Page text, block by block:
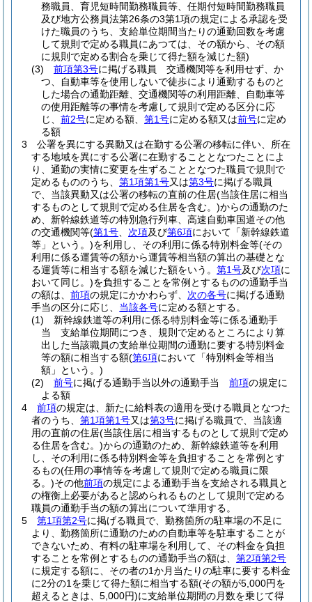
務職員、育児短時間勤務職員等、任期付短時間勤務職員
及び地方公務員法第26条の3第1項の規定による承認を受
けた職員のうち、支給単位期間当たりの通勤回数を考慮
して規則で定める職員にあつては、その額から、その額
に規則で定める割合を乗じて得た額を減じた額)
(3)
前項第3号に掲げる職員 交通機関等を利用せず、か
つ、自動車等を使用しないで徒歩により通勤するものと
した場合の通勤距離、交通機関等の利用距離、自動車等
の使用距離等の事情を考慮して規則で定める区分に応
じ、 前2号に定める額、 第1号に定める額又は前号に定め
る額
3
公署を異にする異動又は在勤する公署の移転に伴い、所在
する地域を異にする公署に在勤することとなつたことによ
り、通勤の実情に変更を生ずることとなつた職員で規則で
定めるもののうち、 第1項第1号又は第3号に掲げる職員
で、当該異動又は公署の移転の直前の住居(当該住居に相当
するものとして規則で定める住居を含む。)からの通勤のた
め、新幹線鉄道等の特別急行列車、高速自動車国道その他
の交通機関等(第1号 次項及び第6項において「新幹線鉄道
等」という。)を利用し、その利用に係る特別料金等(その
利用に係る運賃等の額から運賃等相当額の算出の基礎とな
る運賃等に相当する額を減じた額をいう。 第1号及び次項に
おいて同じ。)を負担することを常例とするものの通勤手当
の額は、 前項の規定にかかわらず、 次の各号に掲げる通勤
手当の区分に応じ、 当該各号に定める額とする。
(1)
新幹線鉄道等の利用に係る特別料金等に係る通勤手
当 支給単位期間につき、規則で定めるところにより算
出した当該職員の支給単位期間の通勤に要する特別料金
等の額に相当する額(第6項において「特別料金等相当
額」という。)
(2)
前号に掲げる通勤手当以外の通勤手当 前項の規定に
よる額
4
前項の規定は、新たに給料表の適用を受ける職員となつた
者のうち、 第1項第1号又は第3号に掲げる職員で、当該適
用の直前の住居(当該住居に相当するものとして規則で定め
る住居を含む。)からの通勤のため、新幹線鉄道等を利用
し、その利用に係る特別料金等を負担することを常例とす
るもの(任用の事情等を考慮して規則で定める職員に限
る。)その他前項の規定による通勤手当を支給される職員と
の権衡上必要があると認められるものとして規則で定める
職員の通勤手当の額の算出について準用する。
5
第1項第2号に掲げる職員で、勤務箇所の駐車場の不足に
より、勤務箇所に通勤のための自動車等を駐車することが
できないため、有料の駐車場を利用して、その料金を負担
することを常例とするものの通勤手当の額は、 第2項第2号
に規定する額に、その者の1か月当たりの駐車に要する料金
に2分の1を乗じて得た額に相当する額(その額が5,000円を
超えるときは、5,000円)に支給単位期間の月数を乗じて得